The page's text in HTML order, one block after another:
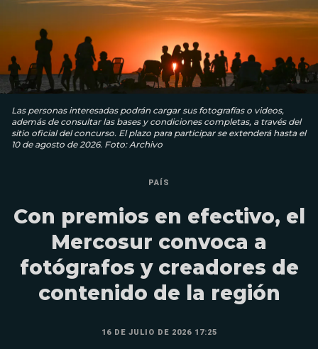
Las personas interesadas podrán cargar sus fotografías o videos,
además de consultar las bases y condiciones completas, a través del
sitio oficial del concurso. El plazo para participar se extenderá hasta el
10 de agosto de 2026. Foto: Archivo
PAÍS
Con premios en efectivo, el
Mercosur convoca a
fotógrafos y creadores de
contenido de la región
16 DE JULIO DE 2026 17:25